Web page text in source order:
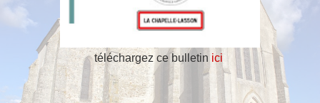
téléchargez ce bulletin ici